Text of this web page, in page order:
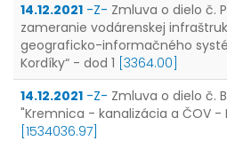
14.12.2021 -Z- Zmluva o dielo č.
zameranie vodárenskej
geograficko-informačného
Kordíky“ - dod 1 [3364.00]
14.12.2021 -Z- Zmluva o dielo č.
"Kremnica - kanalizácia a ČOV -
[1534036.97]